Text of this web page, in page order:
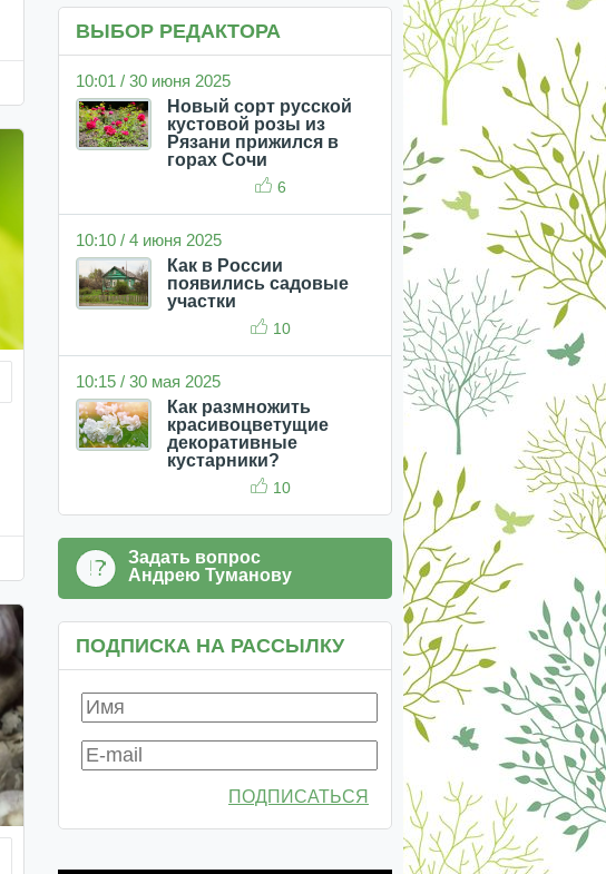
ВЫБОР РЕДАКТОРА
10:01 / 30 июня 2025
Новый сорт русской
кустовой розы из
Рязани прижился в
горах Сочи
6
10:10 / 4 июня 2025
Как в России
появились садовые
участки
10
10:15 / 30 мая 2025
Как размножить
красивоцветущие
декоративные
кустарники?
10
Задать вопрос
Андрею Туманову
ПОДПИСКА НА РАССЫЛКУ
ПОДПИСАТЬСЯ